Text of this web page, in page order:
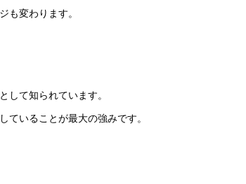
も変わります。
して知られています。
ていることが最大の強みです。